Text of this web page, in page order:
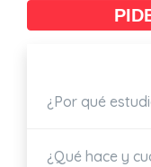
¿Por qué
¿Qué hace y